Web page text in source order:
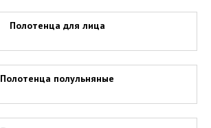
Полотенца для лица
Полотенца полульняные